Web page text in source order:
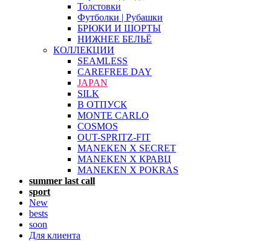
Толстовки
Футболки | Рубашки
БРЮКИ И ШОРТЫ
НИЖНЕЕ БЕЛЬЁ
КОЛЛЕКЦИИ
SEAMLESS
CAREFREE DAY
JAPAN
SILK
В ОТПУСК
MONTE CARLO
COSMOS
OUT-SPRITZ-FIT
MANEKEN X SECRET
MANEKEN X КРАВЦ
MANEKEN X POKRAS
summer last call
sport
New
bests
soon
Для клиента